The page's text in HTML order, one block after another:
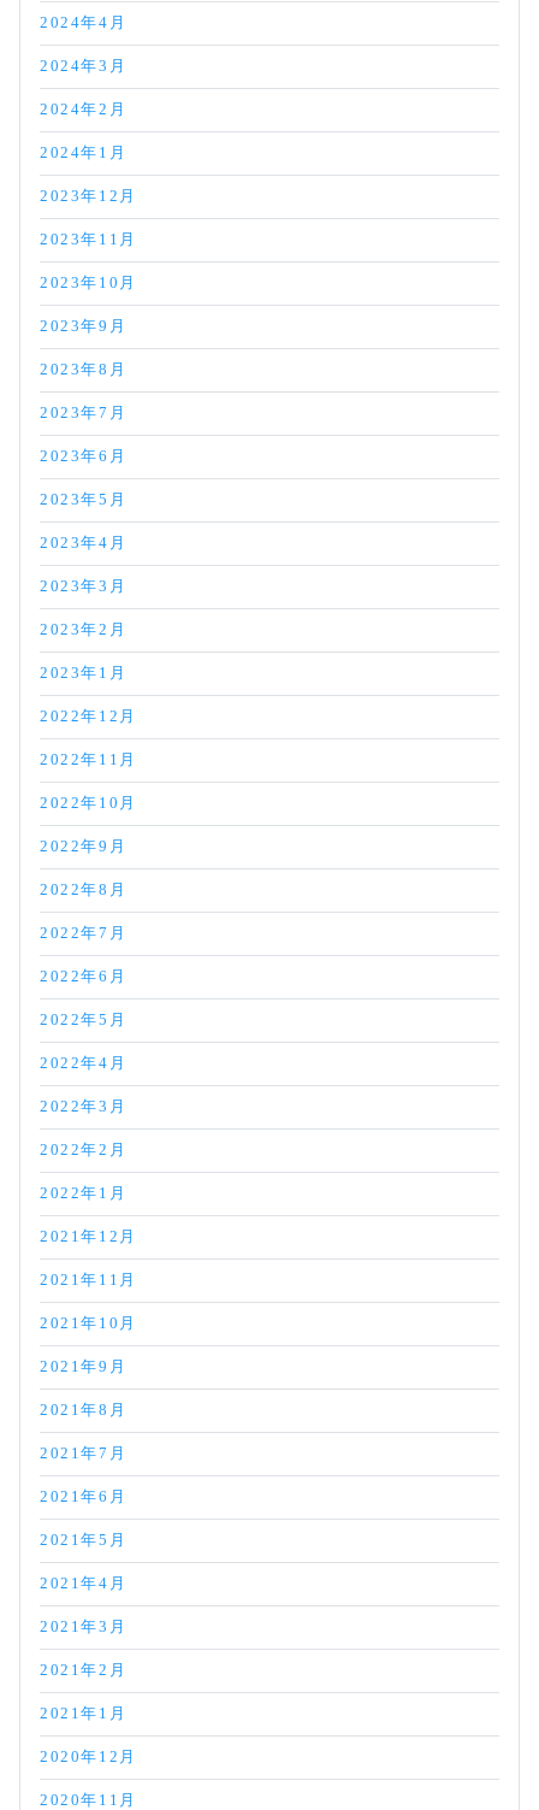
2024年4月
2024年3月
2024年2月
2024年1月
2023年12月
2023年11月
2023年10月
2023年9月
2023年8月
2023年7月
2023年6月
2023年5月
2023年4月
2023年3月
2023年2月
2023年1月
2022年12月
2022年11月
2022年10月
2022年9月
2022年8月
2022年7月
2022年6月
2022年5月
2022年4月
2022年3月
2022年2月
2022年1月
2021年12月
2021年11月
2021年10月
2021年9月
2021年8月
2021年7月
2021年6月
2021年5月
2021年4月
2021年3月
2021年2月
2021年1月
2020年12月
2020年11月